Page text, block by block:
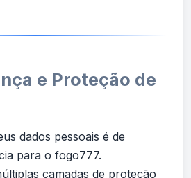
e Proteção de
dados pessoais é de
para o fogo777.
camadas de proteção